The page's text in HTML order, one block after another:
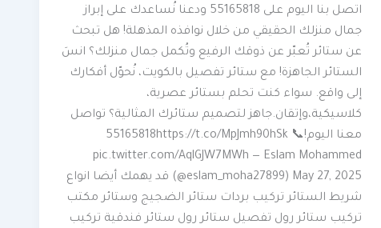
اتصل بنا اليوم على 55165818 ودعنا نُساعدك على إبراز
جمال منزلك الحقيقي من خلال نوافذه المذهلة! هل تبحث
عن ستائر تُعبّر عن ذوقك الرفيع وتُكمل جمال منزلك؟ انسَ
الستائر الجاهزة! مع ستائر تفصيل بالكويت، نُحوّل أفكارك
إلى واقع. سواء كنت تحلم بستائر عصرية،
كلاسيكية،وإتقان.جاهز لتصميم ستائرك المثالية؟ تواصل
معنا اليوم!📞 55165818https://t.co/MpJmh90hSk
pic.twitter.com/AqlGJW7MWh — Eslam Mohammed
(@eslam_moha27899) May 27, 2025 قد يهمك أيضا انواع
شريط الستائر تركيب بردات ستائر الضجيج وستائر مكتب
تركيب ستائر رول تفصيل ستائر رول ستائر فندقية تركيب